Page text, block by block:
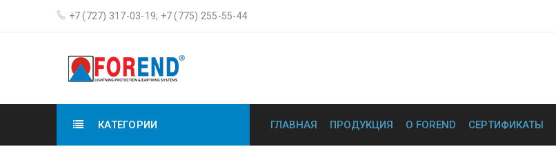
+7 (727) 317-03-19; +7 (775) 255-55-44
КАТЕГОРИИ ГЛАВНАЯ ПРОДУКЦИЯ О FOREND СЕРТИФИКАТЫ